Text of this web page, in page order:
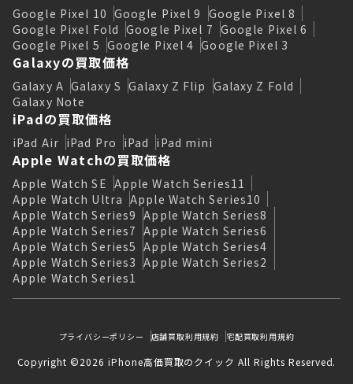
Google Pixel 10 Google Pixel 9 Google Pixel 8
Google Pixel Fold Google Pixel 7 Google Pixel 6
Google Pixel 5 Google Pixel 4 Google Pixel 3
Galaxyの買取価格
Galaxy A Galaxy S Galaxy Z Flip Galaxy Z Fold
Galaxy Note
iPadの買取価格
iPad Air iPad Pro iPad iPad mini
Apple Watchの買取価格
Apple Watch SE Apple Watch Series11
Apple Watch Ultra Apple Watch Series10
Apple Watch Series9 Apple Watch Series8
Apple Watch Series7 Apple Watch Series6
Apple Watch Series5 Apple Watch Series4
Apple Watch Series3 Apple Watch Series2
Apple Watch Series1
プライバシーポリシー 店舗買取利用規約 宅配買取利用規約
Copyright ©2026 iPhone高価買取のクイック All Rights Reserved.